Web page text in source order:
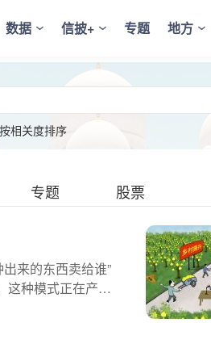
数据 信披+ 专题 地方
按相关度排序
专题 股票
来的东西卖给谁”
这种模式正在产生